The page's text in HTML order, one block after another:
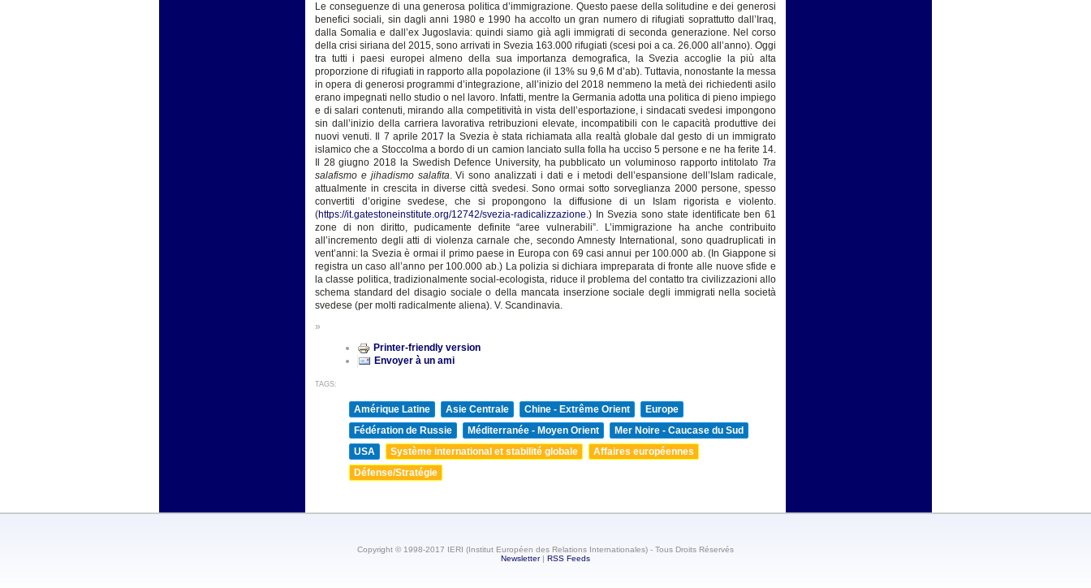
Le conseguenze di una generosa politica d’immigrazione. Questo paese della solitudine e dei generosi
benefici sociali, sin dagli anni 1980 e 1990 ha accolto un gran numero di rifugiati soprattutto dall’Iraq,
dalla Somalia e dall’ex Jugoslavia: quindi siamo già agli immigrati di seconda generazione. Nel corso
della crisi siriana del 2015, sono arrivati in Svezia 163.000 rifugiati (scesi poi a ca. 26.000 all’anno). Oggi
tra tutti i paesi europei almeno della sua importanza demografica, la Svezia accoglie la più alta
proporzione di rifugiati in rapporto alla popolazione (il 13% su 9,6 M d’ab). Tuttavia, nonostante la messa
in opera di generosi programmi d’integrazione, all’inizio del 2018 nemmeno la metà dei richiedenti asilo
erano impegnati nello studio o nel lavoro. Infatti, mentre la Germania adotta una politica di pieno impiego
e di salari contenuti, mirando alla competitività in vista dell’esportazione, i sindacati svedesi impongono
sin dall’inizio della carriera lavorativa retribuzioni elevate, incompatibili con le capacità produttive dei
nuovi venuti. Il 7 aprile 2017 la Svezia è stata richiamata alla realtà globale dal gesto di un immigrato
islamico che a Stoccolma a bordo di un camion lanciato sulla folla ha ucciso 5 persone e ne ha ferite 14.
Il 28 giugno 2018 la Swedish Defence University, ha pubblicato un voluminoso rapporto intitolato Tra
salafismo e jihadismo salafita. Vi sono analizzati i dati e i metodi dell’espansione dell’Islam radicale,
attualmente in crescita in diverse città svedesi. Sono ormai sotto sorveglianza 2000 persone, spesso
convertiti d’origine svedese, che si propongono la diffusione di un Islam rigorista e violento.
(https://it.gatestoneinstitute.org/12742/svezia-radicalizzazione.) In Svezia sono state identificate ben 61
zone di non diritto, pudicamente definite “aree vulnerabili”. L’immigrazione ha anche contribuito
all’incremento degli atti di violenza carnale che, secondo Amnesty International, sono quadruplicati in
vent’anni: la Svezia è ormai il primo paese in Europa con 69 casi annui per 100.000 ab. (In Giappone si
registra un caso all’anno per 100.000 ab.) La polizia si dichiara impreparata di fronte alle nuove sfide e
la classe politica, tradizionalmente social-ecologista, riduce il problema del contatto tra civilizzazioni allo
schema standard del disagio sociale o della mancata inserzione sociale degli immigrati nella società
svedese (per molti radicalmente aliena). V. Scandinavia.
»
Printer-friendly version
Envoyer à un ami
TAGS:
Amérique Latine Asie Centrale Chine - Extrême Orient
Europe
Fédération de Russie
Méditerranée - Moyen Orient
Mer Noire - Caucase du Sud
USA
Système international et stabilité globale
Affaires européennes
Défense/Stratégie
Copyright © 1998-2017 IERI (Institut Européen des Relations Internationales) - Tous Droits Réservés
Newsletter| RSS Feeds